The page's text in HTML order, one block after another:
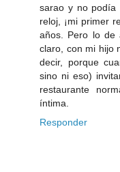
sarao y no podía
reloj, ¡mi primer
años. Pero lo de
claro, con mi hijo
decir, porque
sino ni eso)
restaurante
íntima.
Responder